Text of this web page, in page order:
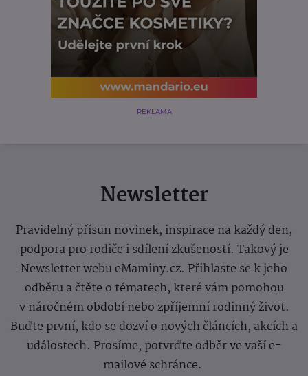
REKLAMA
Newsletter
Pravidelný přísun novinek, inspirace na každý den,
podpora pro rodiče i sdílení zkušeností. Takový je
Newsletter webu eMaminy.cz. Přihlaste se k jeho
odběru a čtěte o tématech, které vám pomohou
v náročném období nebo zpříjemní rodinný život.
Buďte první, kdo se dozví o nových článcích, akcích a
událostech. Prosíme, potvrďte odběr ve vaší e-
mailové schránce.